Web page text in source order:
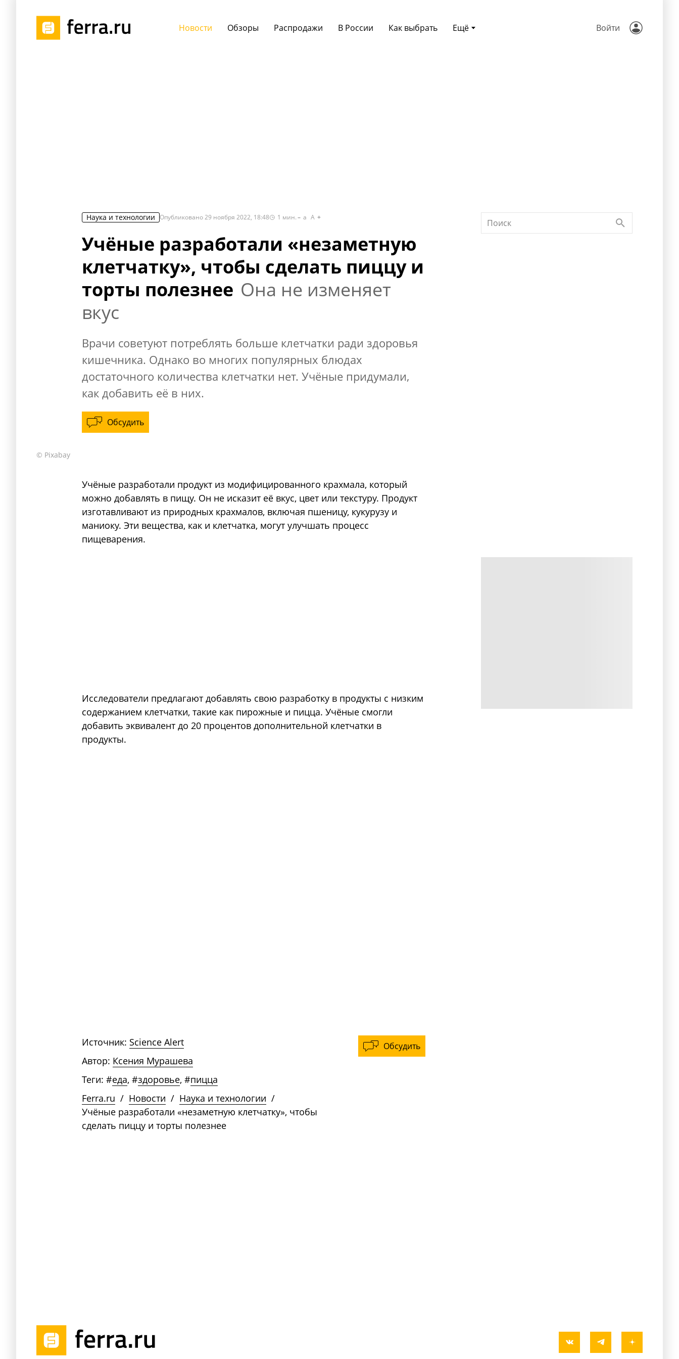
Ещё
Новости Обзоры Распродажи В России Как выбрать Войти
Наука и технологии Опубликовано29 ноября 2022, 18:48 1 мин. a A
Учёные разработали «незаметную
клетчатку», чтобы сделать пиццу и
торты полезнее Она не изменяет
вкус
Врачи советуют потреблять больше клетчатки ради здоровья
кишечника. Однако во многих популярных блюдах
достаточного количества клетчатки нет. Учёные придумали,
как добавить её в них.
Обсудить
© Pixabay
Учёные разработали продукт из модифицированного крахмала, который
можно добавлять в пищу. Он не исказит её вкус, цвет или текстуру. Продукт
изготавливают из природных крахмалов, включая пшеницу, кукурузу и
маниоку. Эти вещества, как и клетчатка, могут улучшать процесс
пищеварения.
Исследователи предлагают добавлять свою разработку в продукты с низким
содержанием клетчатки, такие как пирожные и пицца. Учёные смогли
добавить эквивалент до 20 процентов дополнительной клетчатки в
продукты.
Обсудить
Источник: Science Alert
Автор: Ксения Мурашева
Теги: #еда, #здоровье, #пицца
Ferra.ru / Новости / Наука и технологии /
Учёные разработали «незаметную клетчатку», чтобы
сделать пиццу и торты полезнее